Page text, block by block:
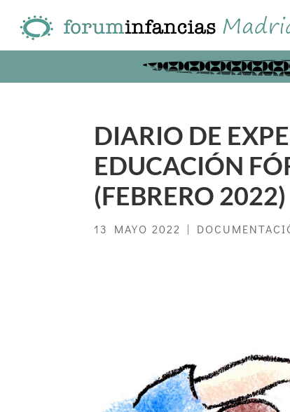
DIARIO DE
EDUCACIÓN
(FEBRERO 2022)
13 MAYO 2022 |